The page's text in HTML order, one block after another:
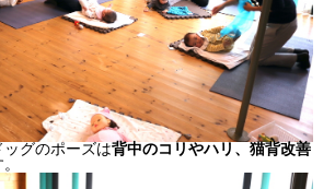
グのポーズは背中のコリやハリ、猫背改善